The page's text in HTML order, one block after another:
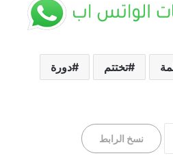
تختتم دورة
نسخ الرابط
الجديد” ــ ودمدني : سلمى امين